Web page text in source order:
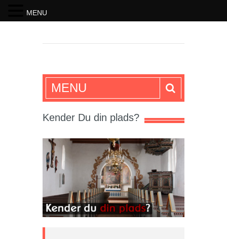
SKRIFTEN
MENU
Kender Du din plads?
MENU